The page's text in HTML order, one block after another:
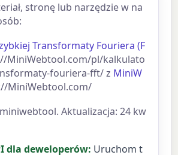
stronę lub narzędzie w na
Transformaty Fouriera (F
MiniWebtool.com/pl/kalkulato
fouriera-fft/ z MiniW
MiniWebtool.com/
Aktualizacja: 24 kw
dla deweloperów: Uruchom t